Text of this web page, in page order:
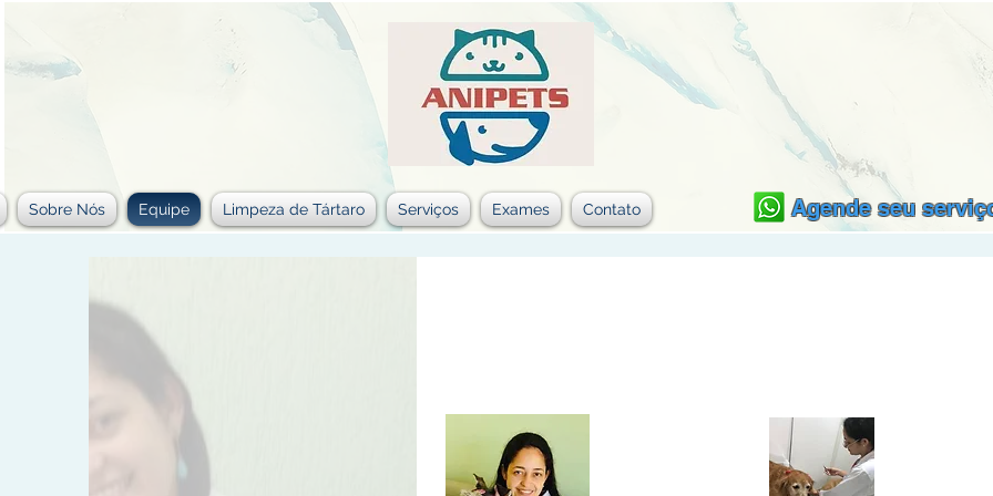
Sobre Nós Equipe Limpeza de Tártaro Serviços Exames Contato Agende seu